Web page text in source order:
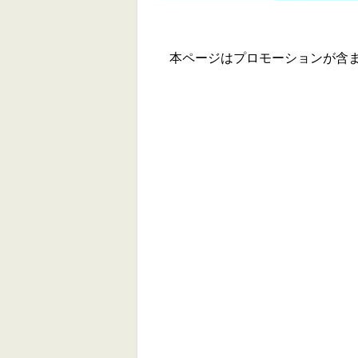
本ページはプロモーションが含